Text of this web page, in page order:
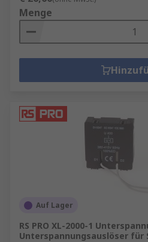
Menge
Auf Lager
RS PRO XL-2000-1
Unterspannungsauslöser für